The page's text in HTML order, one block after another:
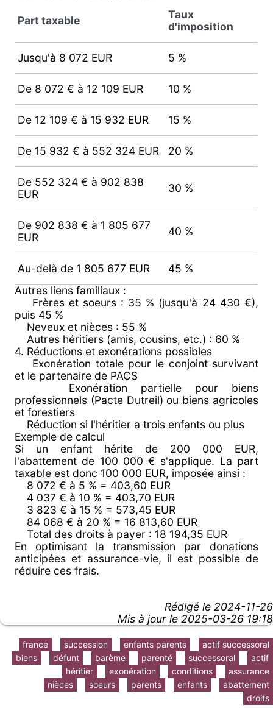
Part taxable
Taux
d'imposition
Jusqu'à 8 072 EUR 5 %
De 8 072 € à 12 109 EUR 10 %
De 12 109 € à 15 932 EUR 15 %
De 15 932 € à 552 324 EUR 20 %
De 552 324 € à 902 838
EUR
30 %
De 902 838 € à 1 805 677
EUR
40 %
Au-delà de 1 805 677 EUR
45 %
Autres liens familiaux :
Frères et soeurs : 35 % (jusqu'à 24 430 €),
puis 45 %
Neveux et nièces : 55 %
Autres héritiers (amis, cousins, etc.) : 60 %
4. Réductions et exonérations possibles
Exonération totale pour le conjoint survivant
et le partenaire de PACS
Exonération partielle pour biens
professionnels (Pacte Dutreil) ou biens agricoles
et forestiers
Réduction si l'héritier a trois enfants ou plus
Exemple de calcul
Si un enfant hérite de 200 000 EUR,
l'abattement de 100 000 € s'applique. La part
taxable est donc 100 000 EUR, imposée ainsi :
8 072 € à 5 % = 403,60 EUR
4 037 € à 10 % = 403,70 EUR
3 823 € à 15 % = 573,45 EUR
84 068 € à 20 % = 16 813,60 EUR
Total des droits à payer : 18 194,35 EUR
En optimisant la transmission par donations
anticipées et assurance-vie, il est possible de
réduire ces frais.
Rédigé le 2024-11-26
Mis à jour le 2025-03-26 19:18
actif successoral
enfants parents
succession
france
actif
successoral
parenté
barème
défunt
biens
assurance
conditions
exonération
héritier
abattement
enfants
parents
soeurs
nièces
droits